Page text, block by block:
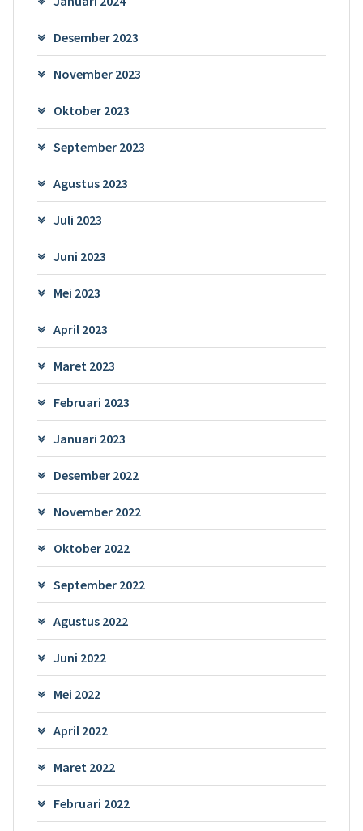
Desember 2023
November 2023
Oktober 2023
September 2023
Agustus 2023
Juli 2023
Juni 2023
Mei 2023
April 2023
Maret 2023
Februari 2023
Januari 2023
Desember 2022
November 2022
Oktober 2022
September 2022
Agustus 2022
Juni 2022
Mei 2022
April 2022
Maret 2022
Februari 2022